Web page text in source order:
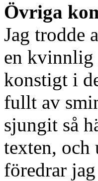
Övriga
Jag trodde
en kvinnlig
konstigt i
fullt av
sjungit så
texten, och
föredrar